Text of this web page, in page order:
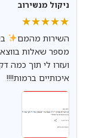
ניקול מנשירוב
★★★★★
★★★★★
השירות מהמם
מספר שאלות
ועזרו לי תוך כמה
איכותיים ברמות!!!!